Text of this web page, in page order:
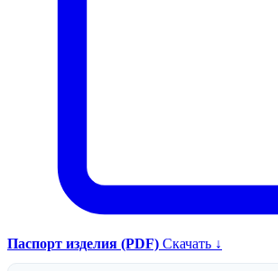
Паспорт изделия (PDF) Скачать ↓